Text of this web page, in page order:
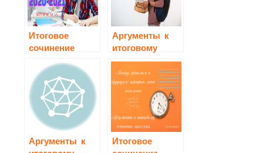
Итоговое
сочинение
Аргументы к
итоговому
сочинению
2021/2022 по
всем
направлениям
Аргументы к
Итоговое